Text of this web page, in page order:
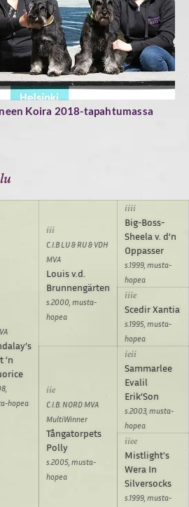
Koira 2018-tapahtumassa
‘n
hopea
C.I.B LU & RU & VDH
MVA
Louis v.d.
Brunnengärten
s.2000, musta-
hopea
Big-Boss-
Sheela v. d’n
Oppasser
s.1999, musta-
hopea
Scedir Xantia
s.1995, musta-
hopea
C.I.B. NORD MVA
MultiWinner
Tångatorpets
Polly
s.2005, musta-
hopea
Sammarlee
Evalil
Erik’Son
s.2003, musta-
hopea
Mistlight's
Wera In
Silversocks
s.1999, musta-